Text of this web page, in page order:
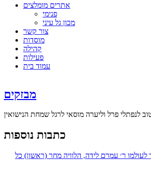
אתרים מומלצים
פנימי
מכון גל עיני
צור קשר
מוסדות
קהילה
פעילות
עמוד בית
מבזקים
כתבות נוספות
לעולמו ר׳ עמרם לידה, הלוויה מחר (ראשון) כל